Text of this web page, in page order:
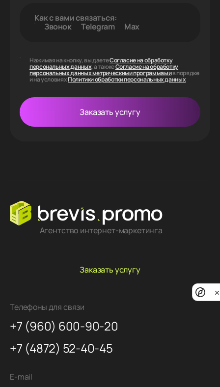
Как с вами связаться:
Звонок
Telegram Max
Нажимая на кнопку, вы даетеСогласие на обработку
персональных данных, а такжеСогласие на обработку
персональных данных метрическими программамив порядке
и на условияхПолитики обработки персональных данных
Заказать услугу
Агентство интернет-маркетинга
E-mail
Телефоны для связи
+7 (960) 600-90-20
+7 (4872) 52-40-45
Заказать услугу